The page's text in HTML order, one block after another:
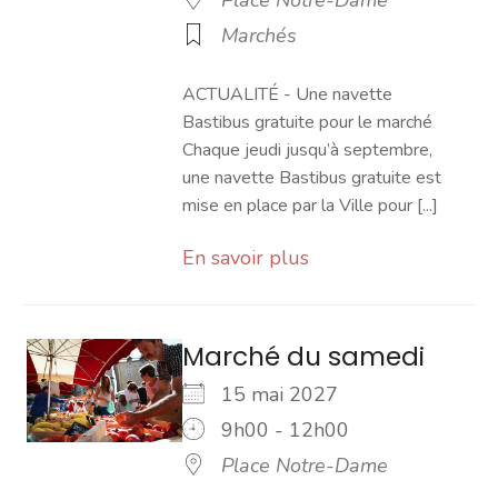
Marchés
ACTUALITÉ - Une navette
Bastibus gratuite pour le marché
Chaque jeudi jusqu’à septembre,
une navette Bastibus gratuite est
mise en place par la Ville pour [...]
En savoir plus
Marché du samedi
15 mai 2027
9h00 - 12h00
Place Notre-Dame